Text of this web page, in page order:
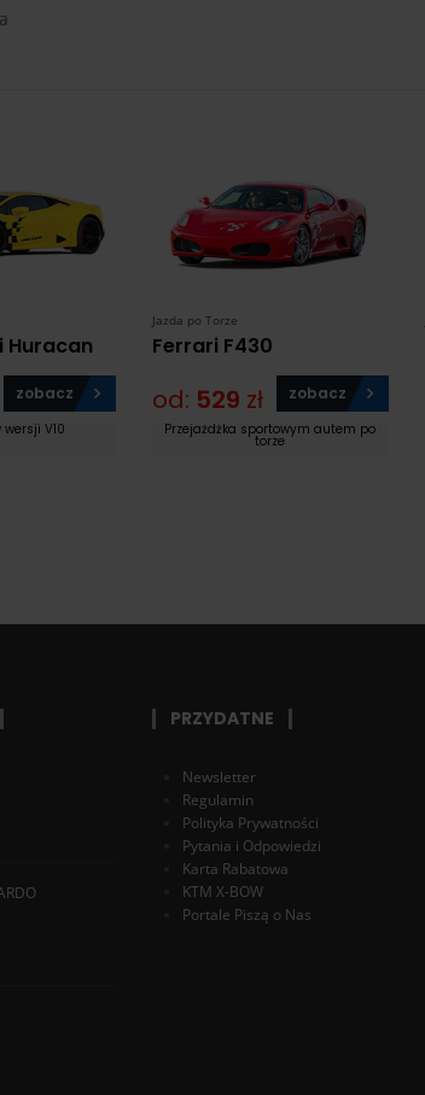
Huracan
zobacz
V10
Jazda po Torze
Ferrari F430
od: 529 zł zobacz
Przejażdżka sportowym autem po
torze
PRZYDATNE
Newsletter
Regulamin
Polityka Prywatności
Pytania i Odpowiedzi
Karta Rabatowa
KTM X-BOW
Portale Piszą o Nas